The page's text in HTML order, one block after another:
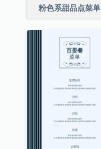
粉色系甜品点菜单